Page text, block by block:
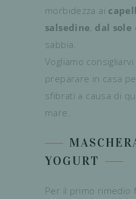
morbidezza ai
salsedine dal sole
sabbia.
Vogliamo
preparare in casa
sfibrati a causa di
mare.
YOGURT
Per il primo rimedio